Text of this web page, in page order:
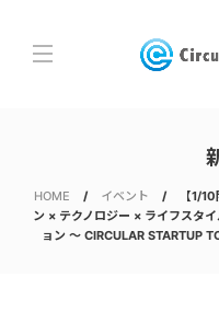
HOME イベント
【1/
ン × テクノロジー × ライフスタ
ョン ～ CIRCULAR STARTUP